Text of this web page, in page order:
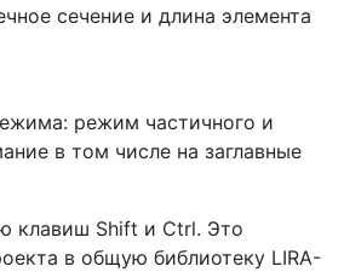
сечение и длина элемента
режим частичного и
в том числе на заглавные
клавиш Shift и Ctrl. Это
в общую библиотеку LIRA-